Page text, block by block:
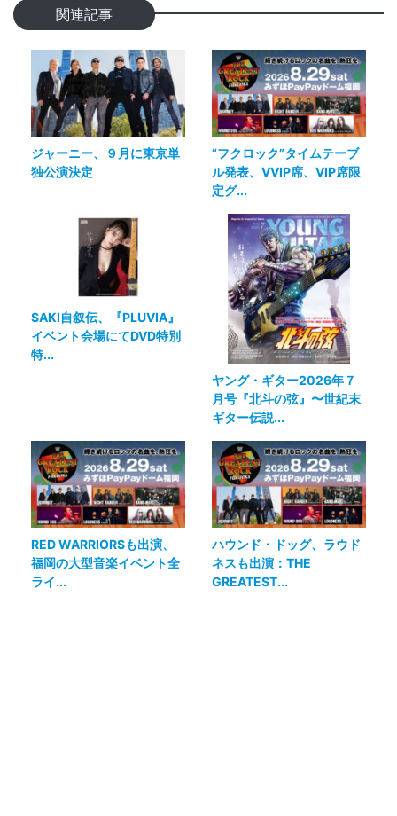
関連記事
ジャーニー、９月に東京単
独公演決定
“フクロック”タイムテーブ
ル発表、VVIP席、VIP席限
定グ...
SAKI自叙伝、『PLUVIA』
イベント会場にてDVD特別
特...
ヤング・ギター2026年７
月号『北斗の弦』〜世紀末
ギター伝説...
RED WARRIORSも出演、
福岡の大型音楽イベント全
ライ...
ハウンド・ドッグ、ラウド
ネスも出演：THE
GREATEST...